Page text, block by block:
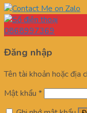
0868997369
Đăng nhập
Tên tài khoản hoặc địa
Mật khẩu *